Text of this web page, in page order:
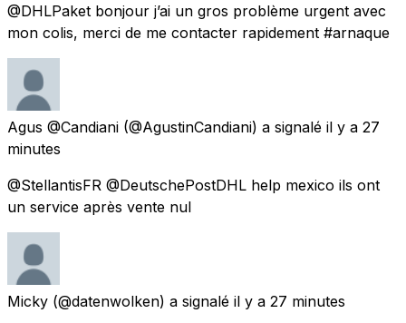
@DHLPaket bonjour j’ai un gros problème urgent avec
mon colis, merci de me contacter rapidement #arnaque
Agus @Candiani (@AgustinCandiani) a signalé il y a 27
minutes
@StellantisFR @DeutschePostDHL help mexico ils ont
un service après vente nul
Micky (@datenwolken) a signalé il y a 27 minutes